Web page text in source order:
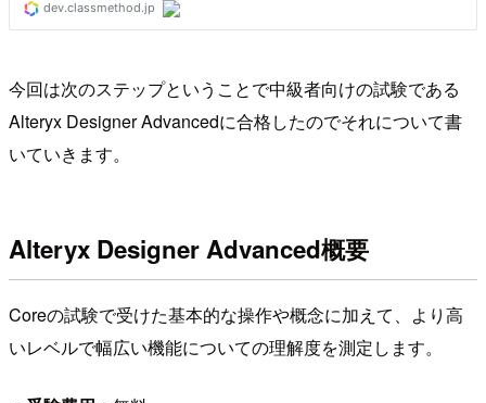
今回は次のステップということで中級者向けの試験である
Alteryx Designer Advancedに合格したのでそれについて書
いていきます。
Alteryx Designer Advanced概要
Coreの試験で受けた基本的な操作や概念に加えて、より高
いレベルで幅広い機能についての理解度を測定します。